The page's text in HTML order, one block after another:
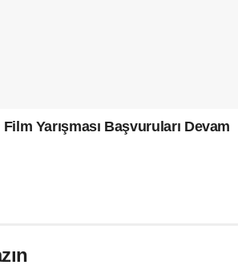
Yarışması Başvuruları Devam